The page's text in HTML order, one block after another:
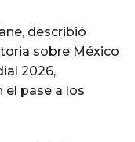
describió
sobre México
2026,
el pase a los